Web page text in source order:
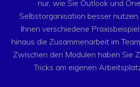
nur, wie Sie Outlook und
Selbstorganisation besser
Ihnen verschiedene
hinaus die Zusammenarbeit im
Zwischen den Modulen haben Sie
Tricks am eigenen